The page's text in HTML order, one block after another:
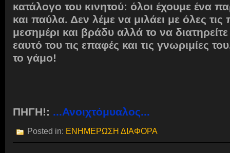
κατάλογο του κινητού: όλοι έχουμε ένα
και παύλα. Δεν λέμε να μιλάει με όλες
μεσημέρι και βράδυ αλλά το να
εαυτό του τις επαφές και τις γνωριμίες
το γάμο!
ΠΗΓΗ!: ...Ανοιχτόμυαλος...
Posted in: ΕΝΗΜΕΡΩΣΗ ΔΙΑΦΟΡΑ